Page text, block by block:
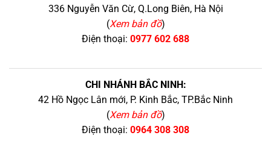
336 Nguyễn Văn Cừ, Q.Long Biên, Hà Nội
(Xem bản đồ)
Điện thoại: 0977 602 688
CHI NHÁNH BẮC NINH:
42 Hồ Ngọc Lân mới, P. Kinh Bắc, TP.Bắc Ninh
(Xem bản đồ)
Điện thoại: 0964 308 308